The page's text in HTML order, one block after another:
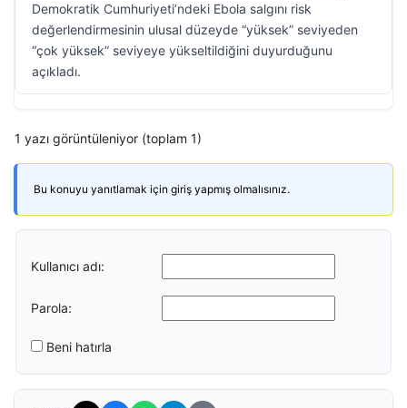
Demokratik Cumhuriyeti’ndeki Ebola salgını risk
değerlendirmesinin ulusal düzeyde “yüksek” seviyeden
“çok yüksek” seviyeye yükseltildiğini duyurduğunu
açıkladı.
1 yazı görüntüleniyor (toplam 1)
Bu konuyu yanıtlamak için giriş yapmış olmalısınız.
Kullanıcı adı:
Parola:
Beni hatırla